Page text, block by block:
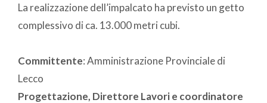
La realizzazione dell’impalcato ha previsto un getto
complessivo di ca. 13.000 metri cubi.
Committente: Amministrazione Provinciale di
Lecco
Progettazione, Direttore Lavori e coordinatore